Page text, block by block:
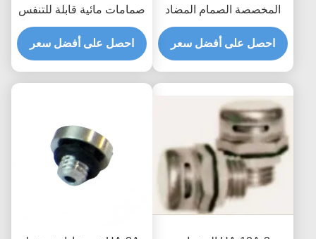
المخصصة الصمام المضاد
للماء القابل للتنفس لصندوق
التوزيع العزل المائي وحماية
الرطوبة
احصل على أفضل سعر
صمامات مائية قابلة للتنفس
لتحسين الموثوقية وعمر
الخدمة في أنظمة الطاقة
الجديدة
احصل على أفضل سعر